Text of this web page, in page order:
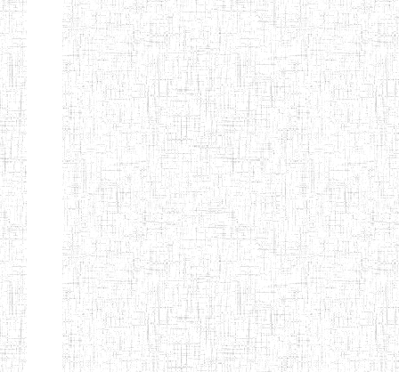
SANTA
PTTC MBENGWI 06/08/1990 ENIEG
FULL GOSPEL
BTTC MBENGWI
02/10/1998 ENIEG
BAPTIST
TEACHERS
TRAINING
COLLEGE
08/08/1983 ENIEG
KENCHOLIA
TEACHER'S
TRAINING
15/09/2015 ENIEG